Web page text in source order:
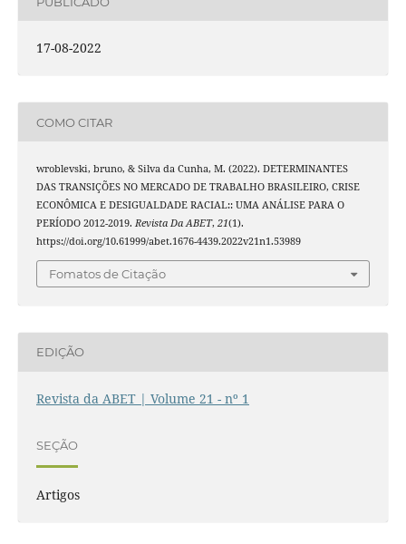
17-08-2022
COMO CITAR
wroblevski, bruno, & Silva da Cunha, M. (2022). DETERMINANTES
DAS TRANSIÇÕES NO MERCADO DE TRABALHO BRASILEIRO, CRISE
ECONÔMICA E DESIGUALDADE RACIAL:: UMA ANÁLISE PARA O
PERÍODO 2012-2019. Revista Da ABET, 21(1).
https://doi.org/10.61999/abet.1676-4439.2022v21n1.53989
Fomatos de Citação
EDIÇÃO
Revista da ABET | Volume 21 - nº 1
SEÇÃO
Artigos